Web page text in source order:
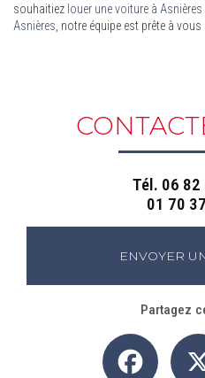
souhaitiez louer une voiture à Asnières
Asnières , notre équipe est prête à
Tél. 06 82
01 70
ENVOYER
Partagez
Facebook